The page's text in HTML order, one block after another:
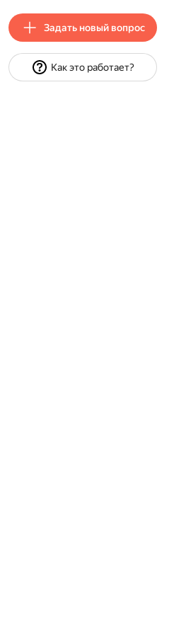
Задать новый вопрос
Как это работает?